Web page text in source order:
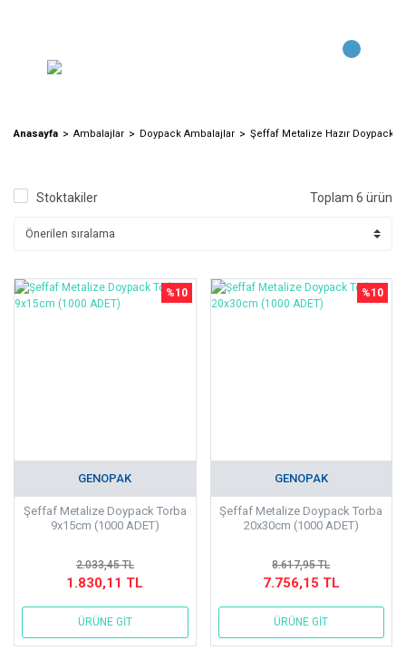
Anasayfa Ambalajlar Doypack Ambalajlar Şeffaf Metalize Hazır Doypack
Stoktakiler Toplam 6 ürün
%10
GENOPAK
Şeffaf Metalize Doypack Torba
9x15cm (1000 ADET)
2.033,45 TL
1.830,11 TL
ÜRÜNE GİT
%10
GENOPAK
Şeffaf Metalize Doypack Torba
20x30cm (1000 ADET)
8.617,95 TL
7.756,15 TL
ÜRÜNE GİT